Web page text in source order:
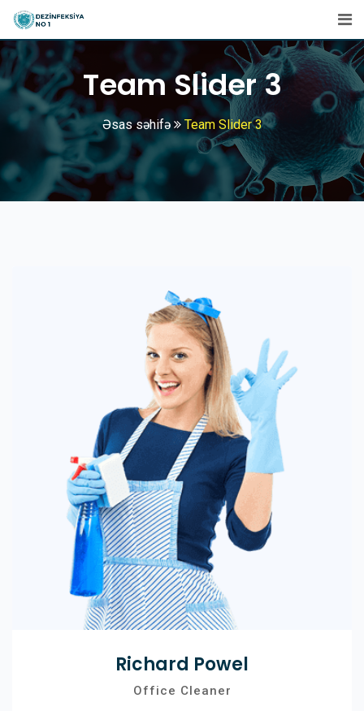
Team Slider 3
Əsas səhifə Team Slider 3
Richard Powel
Office Cleaner